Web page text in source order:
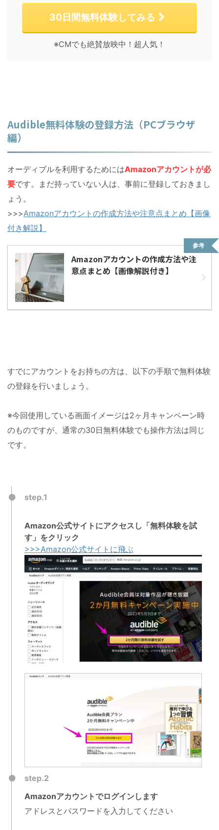
30日間無料体験してみる
※CMでも絶賛放映中！超人気！
Audible無料体験の登録方法（PCブラウザ
編）
オーディブルを利用するためにはAmazonアカウントが必
要です。まだ持っていない人は、事前に登録しておきまし
ょう。
>>>Amazonアカウントの作成方法や注意点まとめ【画像
付き解説】
Amazonアカウントの作成方法や注
意点まとめ【画像解説付き】
参考
すでにアカウントをお持ちの方は、以下の手順で無料体験
の登録を行いましょう。
※今回使用している画面イメージは2ヶ月キャンペーン時
のものですが、通常の30日無料体験でも操作方法は同じ
です。
step.1
Amazon公式サイトにアクセスし「無料体験を試
す」をクリック
>>>Amazon公式サイトに飛ぶ
step.2
Amazonアカウントでログインします
アドレスとパスワードを入力してください